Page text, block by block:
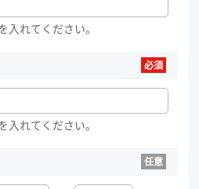
れてください。
れてください。